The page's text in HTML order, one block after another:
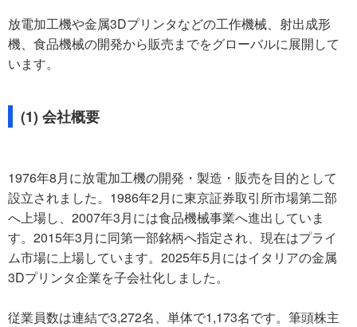
放電加工機や金属3Dプリンタなどの工作機械、射出成形
機、食品機械の開発から販売までをグローバルに展開して
います。
(1) 会社概要
1976年8月に放電加工機の開発・製造・販売を目的として
設立されました。1986年2月に東京証券取引所市場第二部
へ上場し、2007年3月には食品機械事業へ進出していま
す。2015年3月に同第一部銘柄へ指定され、現在はプライ
ム市場に上場しています。2025年5月にはイタリアの金属
3Dプリンタ企業を子会社化しました。
従業員数は連結で3,272名、単体で1,173名です。筆頭株主